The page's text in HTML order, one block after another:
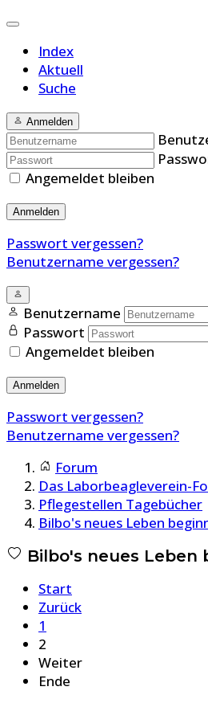
Index
Aktuell
Suche
Anmelden
Angemeldet bleiben
Anmelden
Passwort vergessen?
Benutzername vergessen?
Benutzername
Passwort
Angemeldet bleiben
Anmelden
Passwort vergessen?
Benutzername vergessen?
Forum
Das Laborbeagleverein-
Pflegestellen Tagebücher
Bilbo's neues Leben
Bilbo's neues Leben
Start
Zurück
1
2
Weiter
Ende